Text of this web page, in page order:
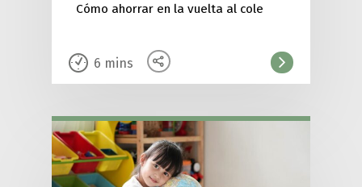
Cómo ahorrar en la vuelta al cole
6 mins